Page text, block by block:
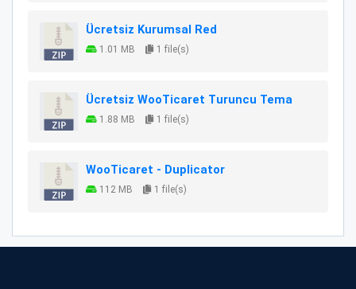
Ücretsiz Kurumsal Red
1.01 MB 1 file(s)
Ücretsiz WooTicaret Turuncu Tema
1.88 MB 1 file(s)
WooTicaret - Duplicator
112 MB 1 file(s)